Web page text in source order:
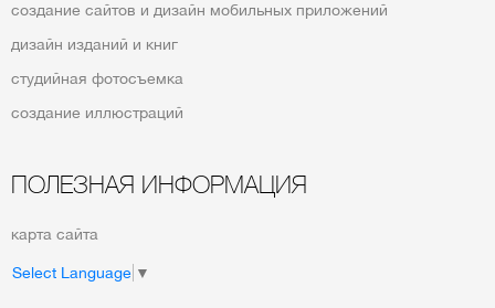
создание сайтов и дизайн мобильных приложений
дизайн изданий и книг
студийная фотосъемка
создание иллюстраций
ПОЛЕЗНАЯ ИНФОРМАЦИЯ
карта сайта
Select Language ▼